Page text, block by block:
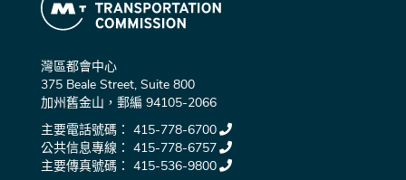
灣區都會中心
375 Beale Street, Suite 800
加州舊金山，郵編 94105-2066
主要電話號碼： 415-778-6700
公共信息專線： 415-778-6757
主要傳真號碼： 415-536-9800